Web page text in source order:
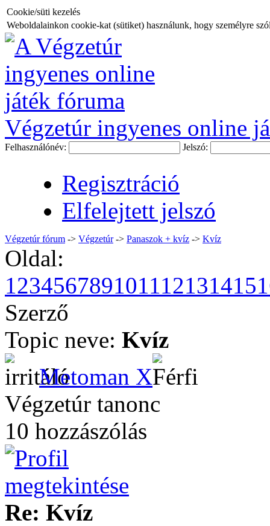
Cookie/süti kezelés
Weboldalainkon cookie-kat (sütiket) használunk, hogy személyre
Végzetúr ingyenes online
Felhasználónév: Jelszó:
Regisztráció
Elfelejtett jelszó
Végzetúr fórum -> Végzetúr-> Panaszok + kvíz -> Kvíz
Oldal:
123456789101112131415
Szerző
Topic neve: Kvíz
Metoman X
Végzetúr tanonc
10 hozzászólás
Re: Kvíz